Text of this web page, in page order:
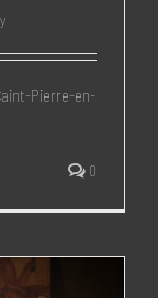
Pierre-en-
0